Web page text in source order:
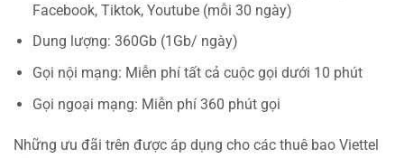
Facebook, Tiktok, Youtube (mỗi 30 ngày)
Dung lượng: 360Gb (1Gb/ ngày)
Gọi nội mạng: Miễn phí tất cả cuộc gọi dưới 10 phút
Gọi ngoại mạng: Miễn phí 360 phút gọi
Những ưu đãi trên được áp dụng cho các thuê bao Viettel